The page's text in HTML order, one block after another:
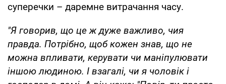
суперечки – даремне витрачання часу.
"Я говорив, що це ж дуже важливо, чия
правда. Потрібно, щоб кожен знав, що не
можна впливати, керувати чи маніпулювати
іншою людиною. І взагалі, чи я чоловік і